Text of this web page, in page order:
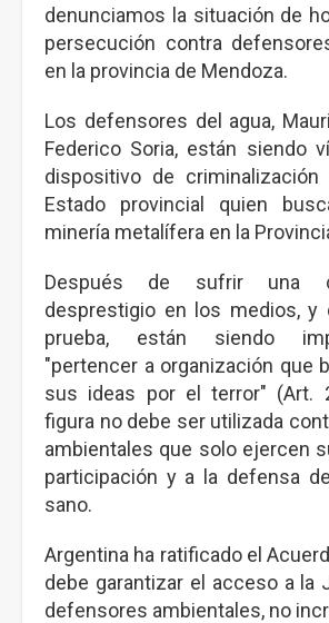
denunciamos la situación de
persecución contra
en la provincia de Mendoza.
Los defensores del agua,
Federico Soria, están siendo
dispositivo de criminalización
Estado provincial quien
minería metalífera en la
Después de sufrir una
desprestigio en los medios, y
prueba, están siendo
"pertencer a organización que
sus ideas por el terror" (Art.
figura no debe ser utilizada
ambientales que solo ejercen
participación y a la defensa
sano.
Argentina ha ratificado el
debe garantizar el acceso a la
defensores ambientales, no